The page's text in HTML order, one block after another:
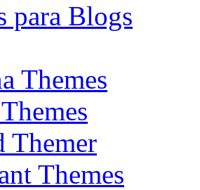
para Blogs
Themes
Themer
Themes